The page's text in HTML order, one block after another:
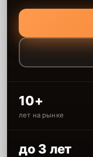
10+
лет на рынке
до 3 лет